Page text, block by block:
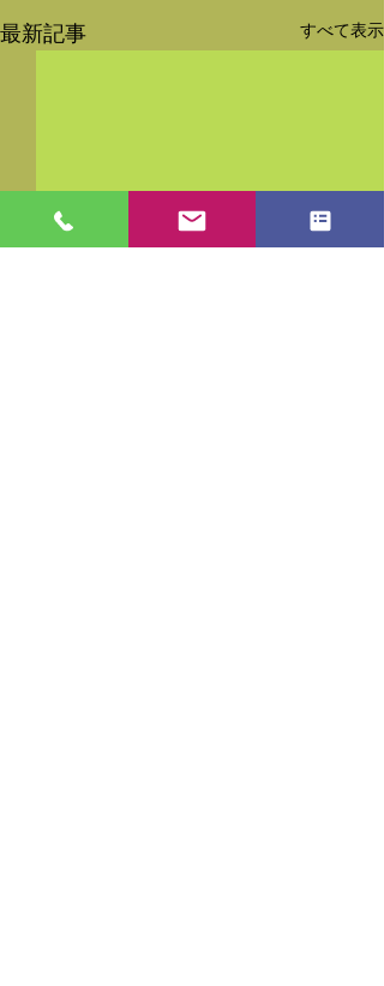
最新記事 すべて表示